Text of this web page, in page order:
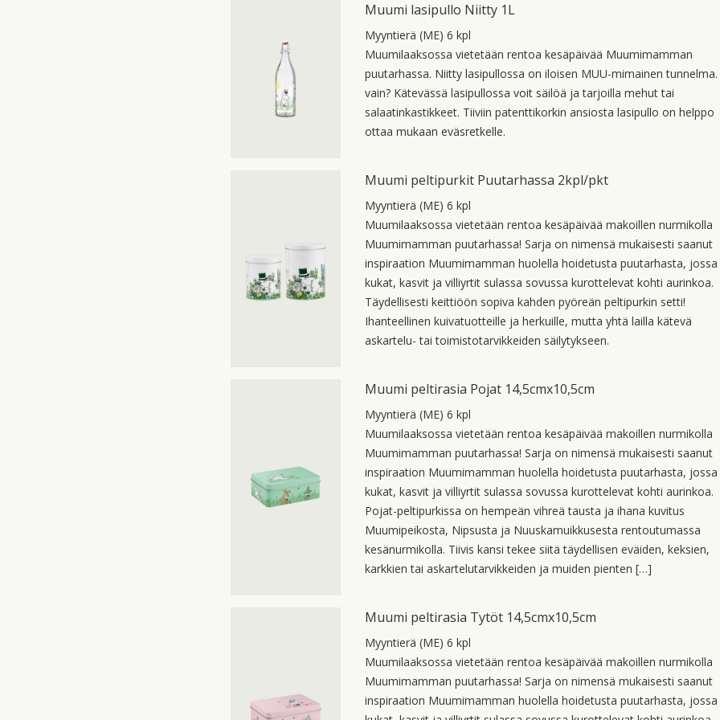
Muumi lasipullo Niitty 1L
Myyntierä (ME) 6 kpl
Muumilaaksossa vietetään rentoa kesäpäivää Muumimamman
puutarhassa. Niitty lasipullossa on iloisen MUU-mimainen tunnelma.
vain? Kätevässä lasipullossa voit säilöä ja tarjoilla mehut tai
salaatinkastikkeet. Tiiviin patenttikorkin ansiosta lasipullo on helppo
ottaa mukaan eväsretkelle.
Muumi peltipurkit Puutarhassa 2kpl/pkt
Myyntierä (ME) 6 kpl
Muumilaaksossa vietetään rentoa kesäpäivää makoillen nurmikolla
Muumimamman puutarhassa! Sarja on nimensä mukaisesti saanut
inspiraation Muumimamman huolella hoidetusta puutarhasta, jossa
kukat, kasvit ja villiyrtit sulassa sovussa kurottelevat kohti aurinkoa.
Täydellisesti keittiöön sopiva kahden pyöreän peltipurkin setti!
Ihanteellinen kuivatuotteille ja herkuille, mutta yhtä lailla kätevä
askartelu- tai toimistotarvikkeiden säilytykseen.
Muumi peltirasia Pojat 14,5cmx10,5cm
Myyntierä (ME) 6 kpl
Muumilaaksossa vietetään rentoa kesäpäivää makoillen nurmikolla
Muumimamman puutarhassa! Sarja on nimensä mukaisesti saanut
inspiraation Muumimamman huolella hoidetusta puutarhasta, jossa
kukat, kasvit ja villiyrtit sulassa sovussa kurottelevat kohti aurinkoa.
Pojat-peltipurkissa on hempeän vihreä tausta ja ihana kuvitus
Muumipeikosta, Nipsusta ja Nuuskamuikkusesta rentoutumassa
kesänurmikolla. Tiivis kansi tekee siitä täydellisen eväiden, keksien,
karkkien tai askartelutarvikkeiden ja muiden pienten […]
Muumi peltirasia Tytöt 14,5cmx10,5cm
Myyntierä (ME) 6 kpl
Muumilaaksossa vietetään rentoa kesäpäivää makoillen nurmikolla
Muumimamman puutarhassa! Sarja on nimensä mukaisesti saanut
inspiraation Muumimamman huolella hoidetusta puutarhasta, jossa